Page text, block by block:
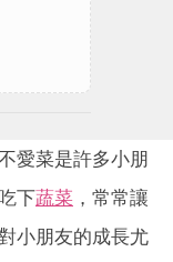
愛菜是許多小朋
下蔬菜 ，常常讓
對小朋友的成長尤